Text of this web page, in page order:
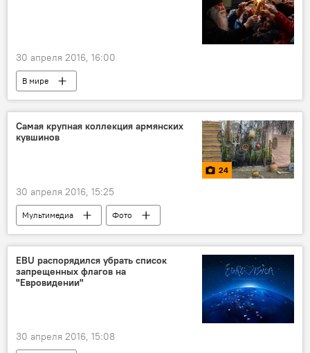
30 апреля 2016, 16:00
В мире
Самая крупная коллекция армянских
кувшинов
24
30 апреля 2016, 15:25
Мультимедиа Фото
EBU распорядился убрать список
запрещенных флагов на
"Евровидении"
30 апреля 2016, 15:08